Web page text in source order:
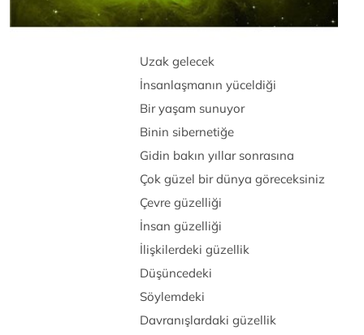
Uzak gelecek
İnsanlaşmanın yüceldiği
Bir yaşam sunuyor
Binin sibernetiğe
Gidin bakın yıllar sonrasına
Çok güzel bir dünya göreceksiniz
Çevre güzelliği
İnsan güzelliği
İlişkilerdeki güzellik
Düşüncedeki
Söylemdeki
Davranışlardaki güzellik